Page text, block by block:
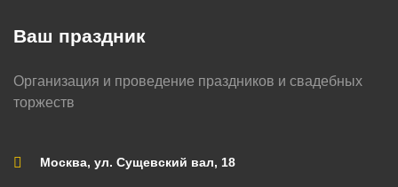
Ваш праздник
Организация и проведение праздников и свадебных
торжеств
Москва, ул. Сущевский вал, 18